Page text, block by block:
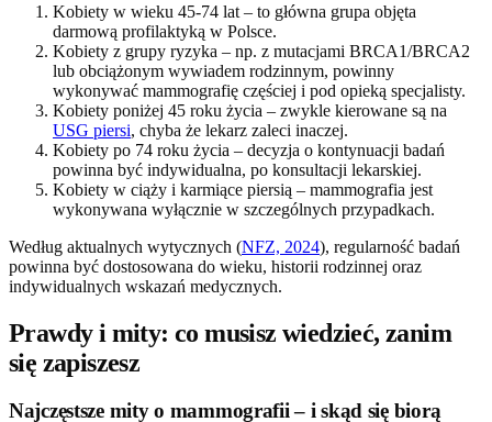
Kobiety w wieku 45-74 lat – to główna grupa objęta
darmową profilaktyką w Polsce.
Kobiety z grupy ryzyka – np. z mutacjami BRCA1/BRCA2
lub obciążonym wywiadem rodzinnym, powinny
wykonywać mammografię częściej i pod opieką specjalisty.
Kobiety poniżej 45 roku życia – zwykle kierowane są na
USG piersi, chyba że lekarz zaleci inaczej.
Kobiety po 74 roku życia – decyzja o kontynuacji badań
powinna być indywidualna, po konsultacji lekarskiej.
Kobiety w ciąży i karmiące piersią – mammografia jest
wykonywana wyłącznie w szczególnych przypadkach.
Według aktualnych wytycznych (NFZ, 2024), regularność badań
powinna być dostosowana do wieku, historii rodzinnej oraz
indywidualnych wskazań medycznych.
Prawdy i mity: co musisz wiedzieć, zanim
się zapiszesz
Najczęstsze mity o mammografii – i skąd się biorą